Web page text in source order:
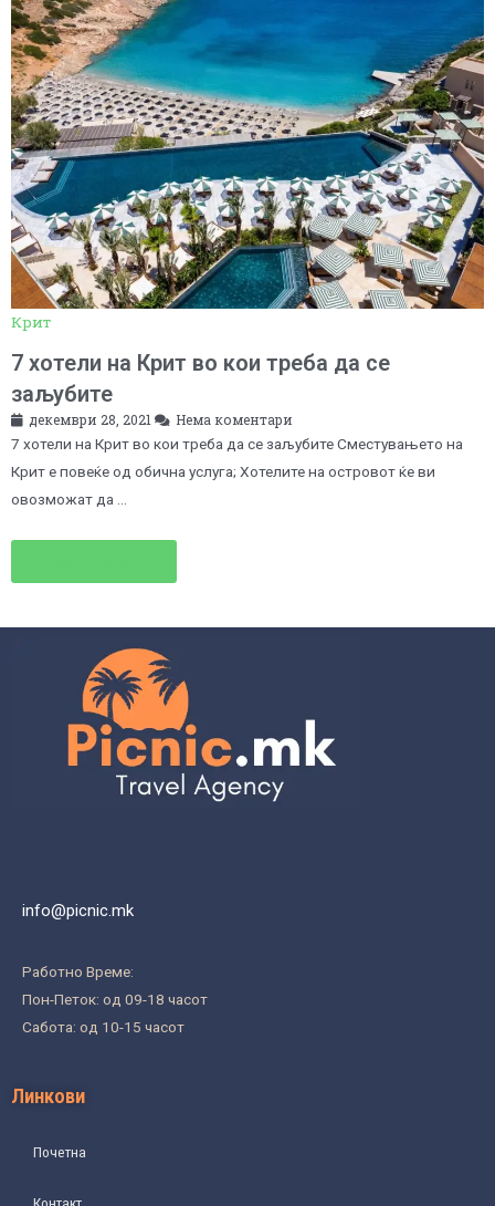
Крит
7 хотели на Крит во кои треба да се
заљубите
декември 28, 2021
Нема коментари
7 хотели на Крит во кои треба да се заљубите Сместувањето на
Крит е повеќе од обична услуга; Хотелите на островот ќе ви
овозможат да …
info@picnic.mk
Работно Време:
Пон-Петок: од 09-18 часот
Сабота: од 10-15 часот
Линкови
Почетна
Контакт